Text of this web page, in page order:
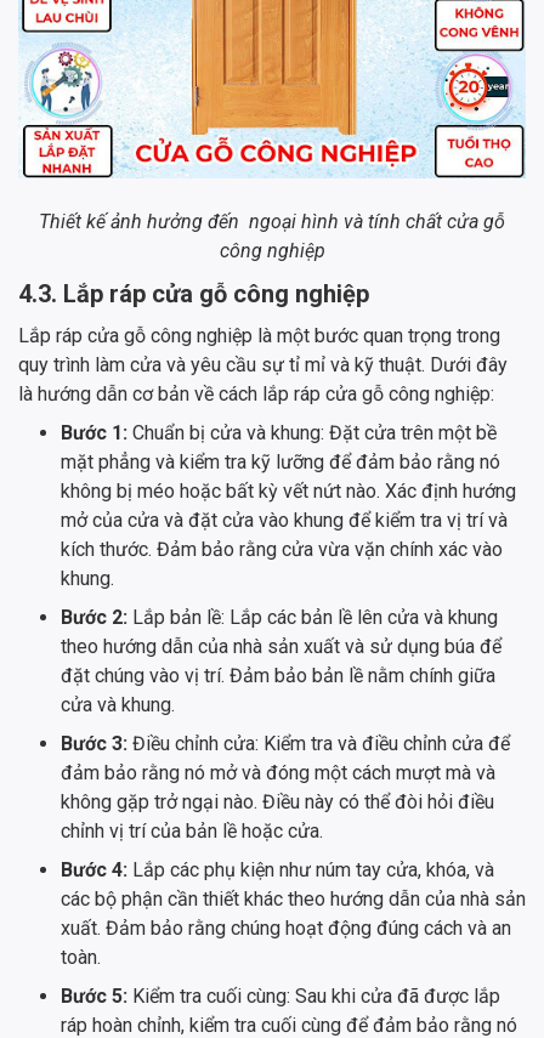
Thiết kế ảnh hưởng đến ngoại hình và tính chất cửa gỗ
công nghiệp
4.3. Lắp ráp cửa gỗ công nghiệp
Lắp ráp cửa gỗ công nghiệp là một bước quan trọng trong
quy trình làm cửa và yêu cầu sự tỉ mỉ và kỹ thuật. Dưới đây
là hướng dẫn cơ bản về cách lắp ráp cửa gỗ công nghiệp:
Bước 1: Chuẩn bị cửa và khung: Đặt cửa trên một bề
mặt phẳng và kiểm tra kỹ lưỡng để đảm bảo rằng nó
không bị méo hoặc bất kỳ vết nứt nào. Xác định hướng
mở của cửa và đặt cửa vào khung để kiểm tra vị trí và
kích thước. Đảm bảo rằng cửa vừa vặn chính xác vào
khung.
Bước 2: Lắp bản lề: Lắp các bản lề lên cửa và khung
theo hướng dẫn của nhà sản xuất và sử dụng búa để
đặt chúng vào vị trí. Đảm bảo bản lề nằm chính giữa
cửa và khung.
Bước 3: Điều chỉnh cửa: Kiểm tra và điều chỉnh cửa để
đảm bảo rằng nó mở và đóng một cách mượt mà và
không gặp trở ngại nào. Điều này có thể đòi hỏi điều
chỉnh vị trí của bản lề hoặc cửa.
Bước 4: Lắp các phụ kiện như núm tay cửa, khóa, và
các bộ phận cần thiết khác theo hướng dẫn của nhà sản
xuất. Đảm bảo rằng chúng hoạt động đúng cách và an
toàn.
Bước 5: Kiểm tra cuối cùng: Sau khi cửa đã được lắp
ráp hoàn chỉnh, kiểm tra cuối cùng để đảm bảo rằng nó